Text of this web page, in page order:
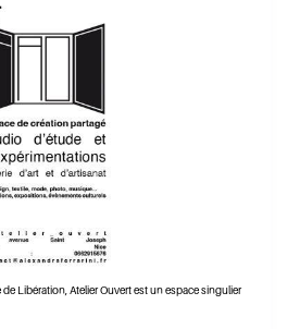
Libération, Atelier Ouvert est un espace singulier